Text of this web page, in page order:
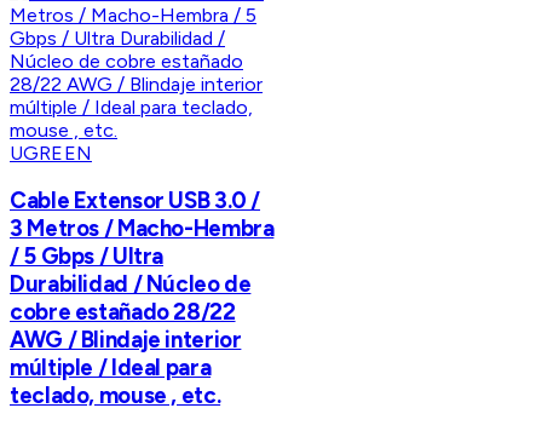
UGREEN
Cable Extensor USB 3.0 /
3 Metros / Macho-Hembra
/ 5 Gbps / Ultra
Durabilidad / Núcleo de
cobre estañado 28/22
AWG / Blindaje interior
múltiple / Ideal para
teclado, mouse , etc.